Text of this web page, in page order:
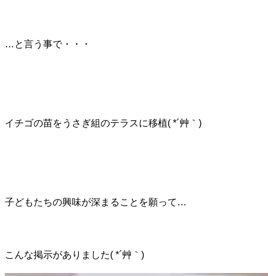
…と言う事で・・・
イチゴの苗をうさぎ組のテラスに移植( *´艸｀)
子どもたちの興味が深まることを願って…
こんな掲示がありました( *´艸｀)